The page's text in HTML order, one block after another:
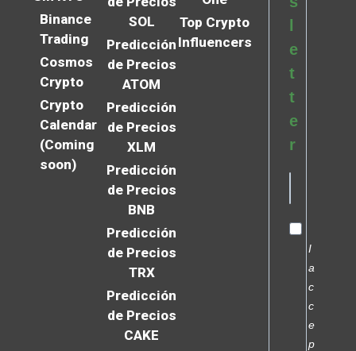
Binance
Trading
Cosmos
Crypto
Crypto
Calendar
(Coming
soon)
SOL
Predicción
de Precios
ATOM
Predicción
de Precios
XLM
Predicción
de Precios
BNB
Predicción
de Precios
TRX
Predicción
de Precios
CAKE
Top Crypto
Influencers
e
t
t
e
r
I
a
c
c
e
p